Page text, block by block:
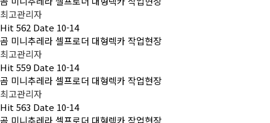
최고관리자
Hit 562 Date 10-14
곰 미니추레라 셀프로더 대형렉카 작업현장
최고관리자
Hit 559 Date 10-14
곰 미니추레라 셀프로더 대형렉카 작업현장
최고관리자
Hit 563 Date 10-14
곰 미니추레라 셀프로더 대형렉카 작업현장